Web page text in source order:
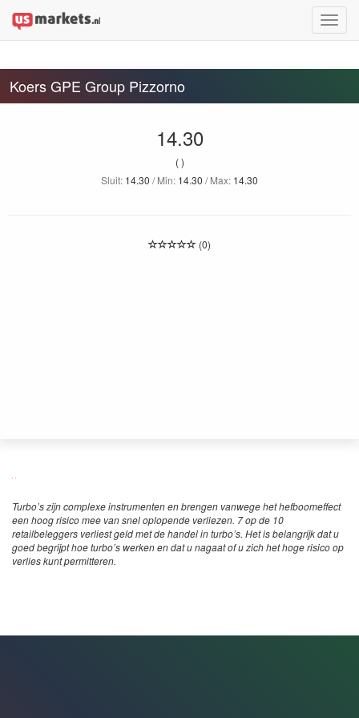
Toggle
Koers GPE Group Pizzorno
14.30
( )
Sluit: 14.30 / Min: 14.30 / Max: 14.30
(0)
Turbo’s zijn complexe instrumenten en brengen vanwege het hefboomeffect
een hoog risico mee van snel oplopende verliezen. 7 op de 10
retailbeleggers verliest geld met de handel in turbo’s. Het is belangrijk dat u
goed begrijpt hoe turbo’s werken en dat u nagaat of u zich het hoge risico op
verlies kunt permitteren.